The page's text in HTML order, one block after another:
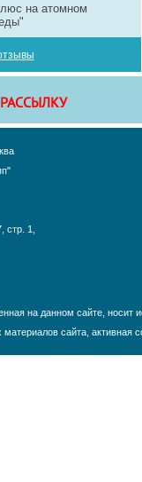
на атомном
стр. 1,
на данном сайте, носит
сайта, активная